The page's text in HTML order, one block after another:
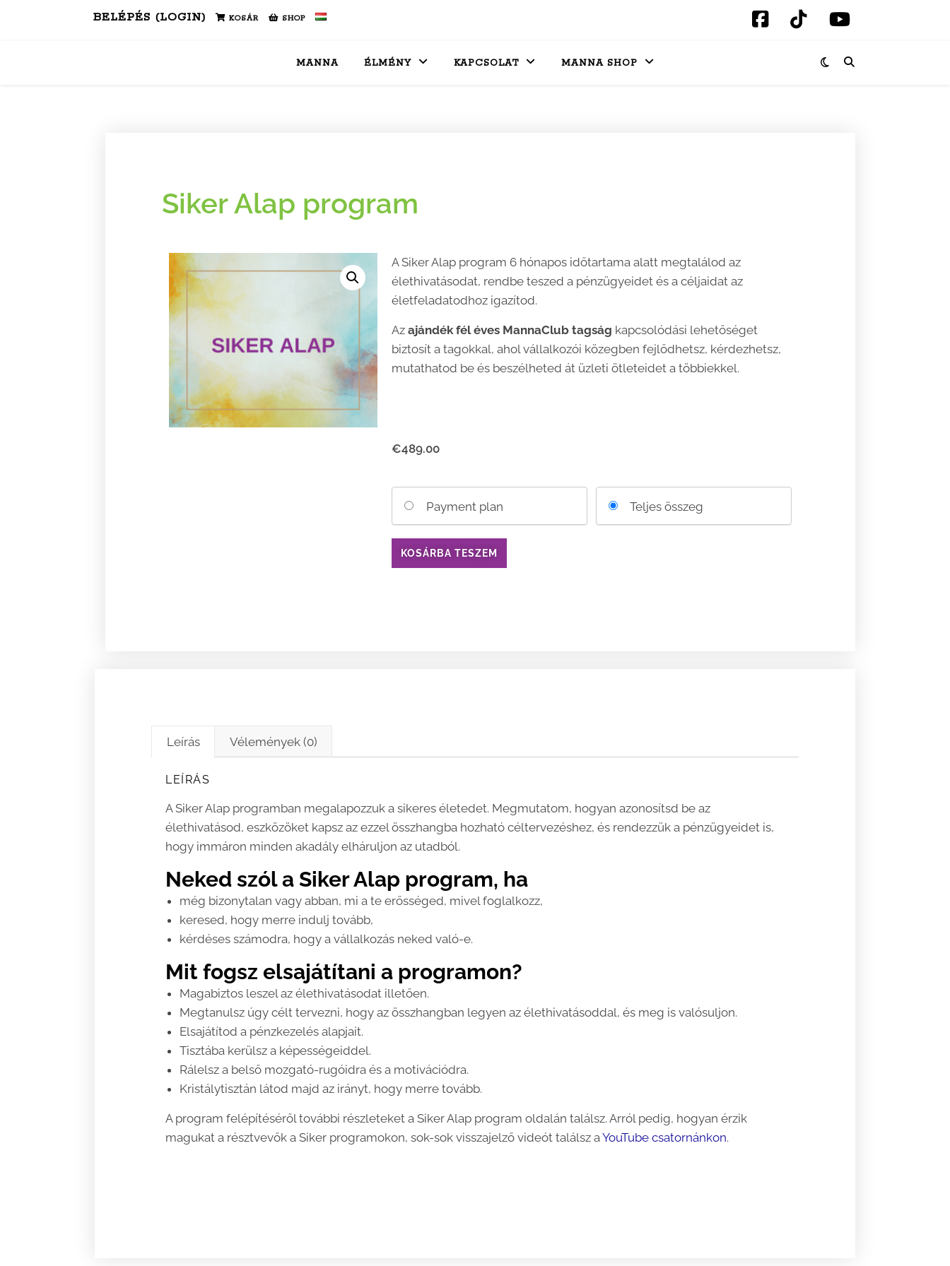
BELÉPÉS (LOGIN) KOSÁR SHOP
MANNA ÉLMÉNY KAPCSOLAT MANNA SHOP
Siker Alap program
A Siker Alap program 6 hónapos időtartama alatt megtalálod az
élethivatásodat, rendbe teszed a pénzügyeidet és a céljaidat az
életfeladatodhoz igazítod.
Azajándék fél éves MannaClub tagság kapcsolódási lehetőséget
biztosít a tagokkal, ahol vállalkozói közegben fejlődhetsz, kérdezhetsz,
mutathatod be és beszélheted át üzleti ötleteidet a többiekkel.
€489.00
your
option
Payment plan Teljes összeg
KOSÁRBA TESZEM
Leírás Vélemények (0)
LEÍRÁS
A Siker Alap programban megalapozzuk a sikeres életedet. Megmutatom, hogyan azonosítsd be az
élethivatásod, eszközöket kapsz az ezzel összhangba hozható céltervezéshez, és rendezzük a pénzügyeidet is,
hogy immáron minden akadály elháruljon az utadból.
Neked szól a Siker Alap program, ha
még bizonytalan vagy abban, mi a te erősséged, mivel foglalkozz,
keresed, hogy merre indulj tovább,
kérdéses számodra, hogy a vállalkozás neked való-e.
Mit fogsz elsajátítani a programon?
Magabiztos leszel az élethivatásodat illetően.
Megtanulsz úgy célt tervezni, hogy az összhangban legyen az élethivatásoddal, és meg is valósuljon.
Elsajátítod a pénzkezelés alapjait.
Tisztába kerülsz a képességeiddel.
Rálelsz a belső mozgató-rugóidra és a motivációdra.
Kristálytisztán látod majd az irányt, hogy merre tovább.
A program felépítéséről további részleteket a Siker Alap program oldalán találsz. Arról pedig, hogyan érzik
magukat a résztvevők a Siker programokon, sok-sok visszajelző videót találsz aYouTube csatornánkon.